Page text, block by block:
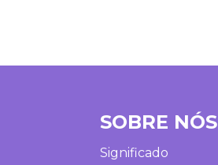
SOBRE NÓS
Significado